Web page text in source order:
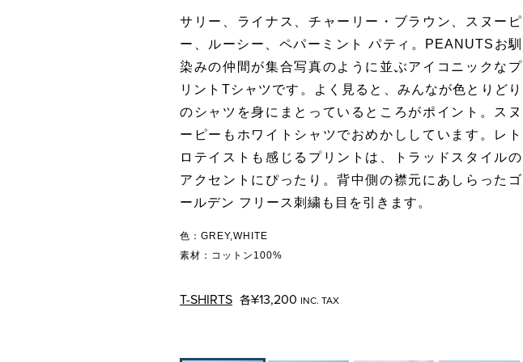
サリー、ライナス、チャーリー・ブラウン、スヌーピ
ー、ルーシー、ペパーミント パティ。PEANUTSお馴
染みの仲間が集合写真のように並ぶアイコニックなプ
リントTシャツです。よく見ると、みんなが色とりどり
のシャツを身にまとっているところがポイント。スヌ
ーピーもホワイトシャツでおめかししています。レト
ロテイストも感じるプリントは、トラッドスタイルの
アクセントにぴったり。背中側の襟元にあしらったゴ
ールデン フリース刺繍も目を引きます。
色：GREY,WHITE
素材：コットン100%
T-SHIRTS 各¥13,200 INC. TAX